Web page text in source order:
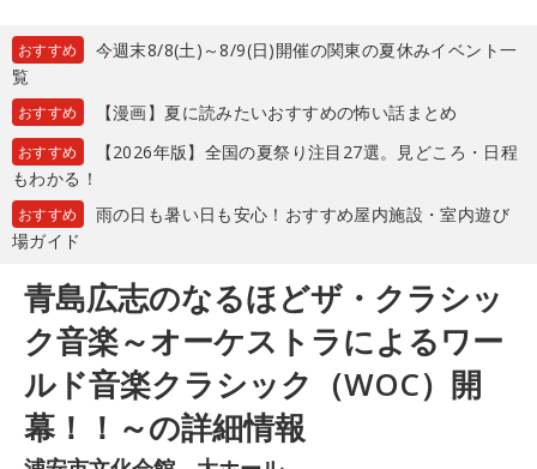
おすすめ
今週末8/8(土)～8/9(日)開催の関東の夏休みイベント一
覧
おすすめ 【漫画】夏に読みたいおすすめの怖い話まとめ
おすすめ
【2026年版】全国の夏祭り注目27選。見どころ・日程
もわかる！
おすすめ
雨の日も暑い日も安心！おすすめ屋内施設・室内遊び
場ガイド
青島広志のなるほどザ・クラシッ
ク音楽～オーケストラによるワー
ルド音楽クラシック（WOC）開
幕！！～の詳細情報